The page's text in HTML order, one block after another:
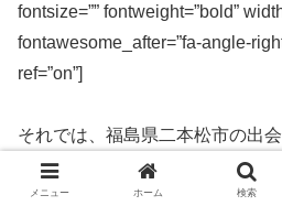
fontsize=”” fontweight=”bold”
fontawesome_after=”fa-angle-
ref=”on”]
それでは、福島県二本松市の出
プリを実際に使ってみた感想な
メニュー ホーム 検索